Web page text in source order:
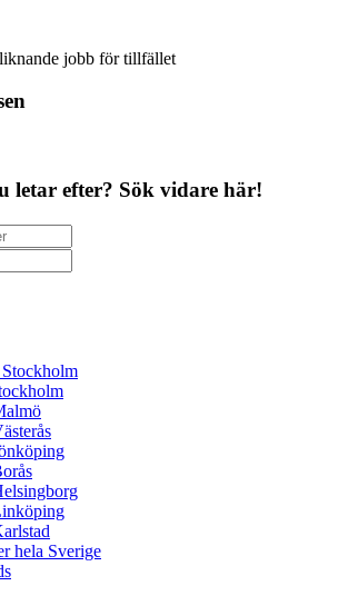
jobb för tillfället
letar efter? Sök vidare här!
hela Sverige